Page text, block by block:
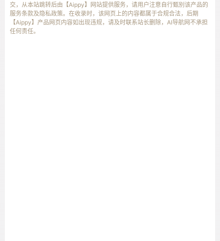
交，从本站跳转后由【Aippy】网站提供服务，请用户注意自行甄别该产品的
服务条款及隐私政策。在收录时，该网页上的内容都属于合规合法，后期
【Aippy】产品网页内容如出现违规，请及时联系站长删除，AI导航网不承担
任何责任。